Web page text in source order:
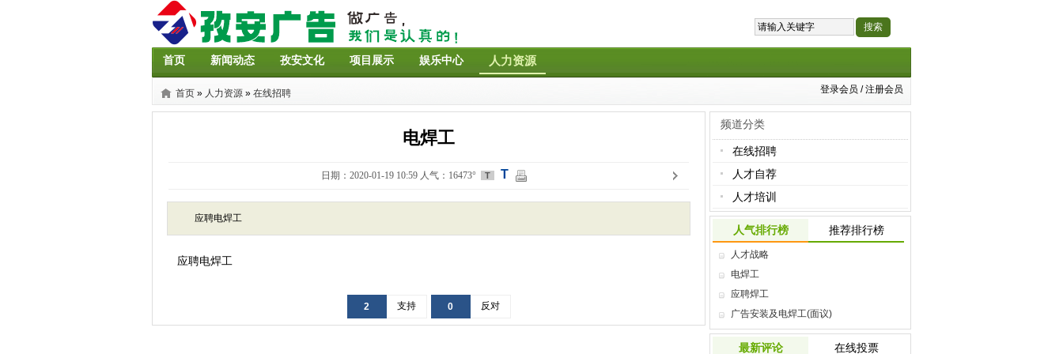
首页 新闻动态 孜安文化 项目展示 娱乐中心 人力资源
首页 » 人力资源 » 在线招聘 登录会员 / 注册会员
电焊工
日期：2020-01-19 10:59 人气：16473° T T
应聘电焊工
应聘电焊工
2 支持 0 反对
频道分类
在线招聘
人才自荐
人才培训
人气排行榜 推荐排行榜
人才战略
电焊工
应聘焊工
广告安装及电焊工(面议)
最新评论 在线投票